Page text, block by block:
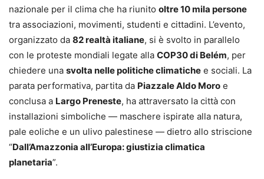
nazionale per il clima che ha riunito oltre 10 mila persone
tra associazioni, movimenti, studenti e cittadini. L’evento,
organizzato da 82 realtà italiane, si è svolto in parallelo
con le proteste mondiali legate alla COP30 di Belém, per
chiedere una svolta nelle politiche climatiche e sociali. La
parata performativa, partita da Piazzale Aldo Moro e
conclusa a Largo Preneste, ha attraversato la città con
installazioni simboliche — maschere ispirate alla natura,
pale eoliche e un ulivo palestinese — dietro allo striscione
“Dall’Amazzonia all’Europa: giustizia climatica
planetaria”.